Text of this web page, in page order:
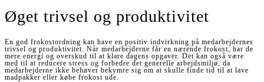
Øget trivsel og produktivitet
En god frokostordning kan have en positiv indvirkning på medarbejdernes
trivsel og produktivitet. Når medarbejderne får en nærende frokost, har de
mere energi og overskud til at klare dagens opgaver. Det kan også være
med til at reducere stress og forbedre det generelle arbejdsmiljø, da
medarbejderne ikke behøver bekymre sig om at skulle finde tid til at lave
madpakker eller købe frokost ude.